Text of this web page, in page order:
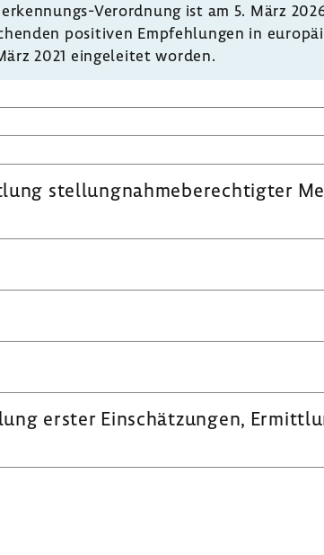
Verordnung ist am 5. März
posi­tiven Empfeh­lungen in
2021 einge­leitet worden.
stel­lung­nah­me­be­rech­tigter
erster Einschät­zungen,